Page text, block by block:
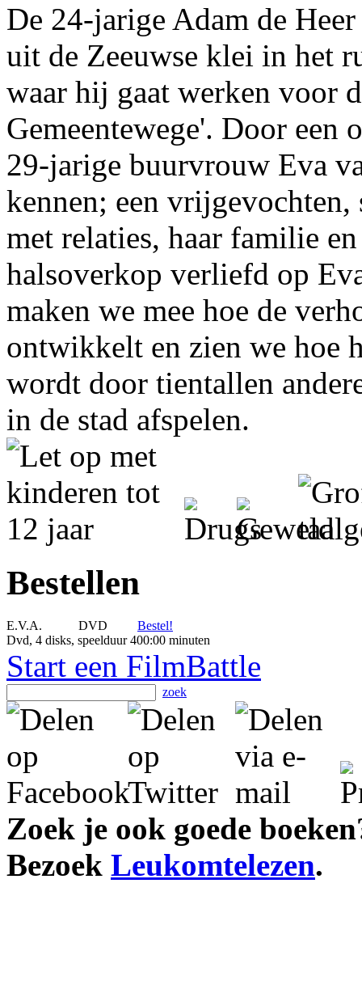
De 24-jarige Adam de
uit de Zeeuwse klei in het
waar hij gaat werken voor
Gemeentewege'. Door
29-jarige buurvrouw Eva
kennen; een
met relaties, haar familie
halsoverkop verliefd op
maken we mee hoe de
ontwikkelt en zien we hoe
wordt door tientallen
in de stad afspelen.
Bestellen
E.V.A. DVD
Bestel!
Dvd, 4 disks, speelduur 400:00 minuten
Start een FilmBattle
zoek
Zoek je ook goede
Bezoek Leukomtelezen.